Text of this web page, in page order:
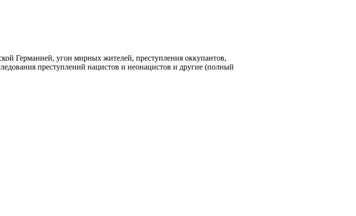
Германией, угон мирных жителей, преступления оккупантов,
преступлений нацистов и неонацистов и другие (полный